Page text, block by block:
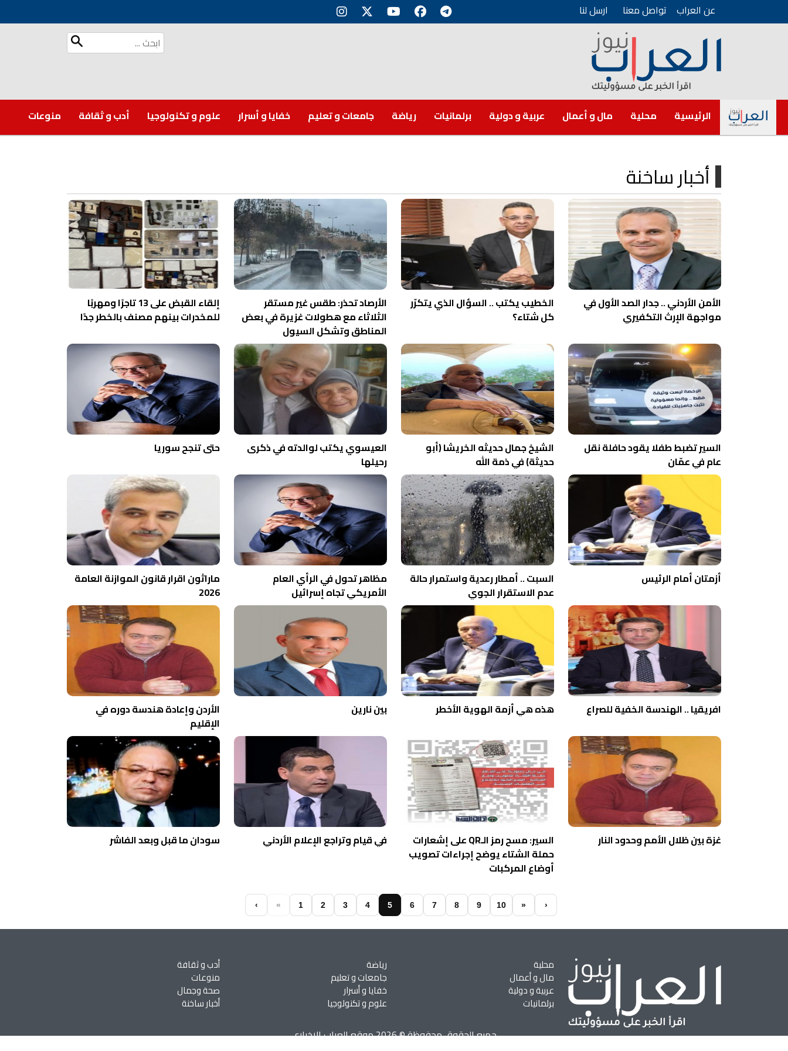
عن العراب تواصل معنا ارسل لنا
الرئيسية محلية مال و أعمال عربية و دولية برلمانيات رياضة جامعات و تعليم خفايا و أسرار علوم و تكنولوجيا أدب و ثقافة منوعات
أخبار ساخنة
الأمن الأردني .. جدار الصد الأول في
مواجهة الإرث التكفيري
الخطيب يكتب .. السؤال الذي يتكرّر
كل شتاء؟
الأرصاد تحذر: طقس غير مستقر
الثلاثاء مع هطولات غزيرة في بعض
المناطق وتشكل السيول
إلقاء القبض على 13 تاجرًا ومهربًا
للمخدرات بينهم مصنف بالخطر جدًا
السير تضبط طفلا يقود حافلة نقل
عام في عمّان
الشيخ جمال حديثه الخريشا (أبو
حديثة) في ذمة الله
العيسوي يكتب لوالدته في ذكرى
رحيلها
حتى تنجح سوريا
أزمتان أمام الرئيس
السبت .. أمطار رعدية واستمرار حالة
عدم الاستقرار الجوي
مظاهر تحول في الرأي العام
الأمريكي تجاه إسرائيل
ماراثون اقرار قانون الموازنة العامة
2026
افريقيا .. الهندسة الخفية للصراع هذه هي أزمة الهوية الأخطر بين نارين
الأردن وإعادة هندسة دوره في
الإقليم
غزة بين ظلال الأمم وحدود النار
السير: مسح رمز الـQR على إشعارات
حملة الشتاء يوضح إجراءات تصويب
أوضاع المركبات
في قيام وتراجع الإعلام الأردني سودان ما قبل وبعد الفاشر
‹ « 1 2 3 4 5 6 7 8 9 10 » ›
محلية
مال و أعمال
عربية و دولية
برلمانيات
رياضة
جامعات و تعليم
خفايا و أسرار
علوم و تكنولوجيا
أدب و ثقافة
منوعات
صحة وجمال
أخبار ساخنة
جميع الحقوق محفوظة © 2026 موقع العراب الإخباري